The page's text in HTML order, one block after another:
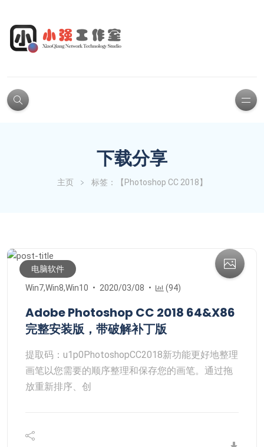
下载分享
主页 标签：【Photoshop CC 2018】
电脑软件
Win7,Win8,Win10
2020/03/08 (94)
Adobe Photoshop CC 2018 64&X86
完整安装版，带破解补丁版
提取码：u1p0PhotoshopCC2018新功能更好地整理
画笔以您需要的顺序整理和保存您的画笔。通过拖
放重新排序、创